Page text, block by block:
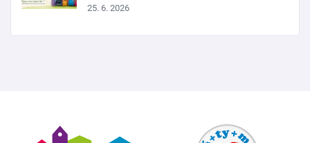
25. 6. 2026